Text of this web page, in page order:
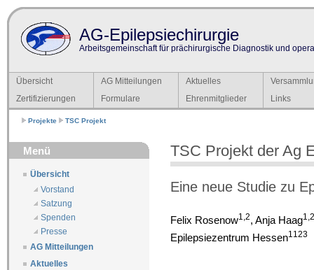
AG-Epilepsiechirurgie
Arbeitsgemeinschaft für prächirurgische Diagnostik und
Übersicht AG Mitteilungen Aktuelles
Zertifizierungen
Formulare Ehrenmitglieder Links
Projekte TSC Projekt
Menü
Übersicht
Vorstand
Satzung
Spenden
Presse
AG Mitteilungen
Aktuelles
TSC Projekt der Ag
Eine neue Studie zu
Felix Rosenow1,2, Anja Haag1,2
Epilepsiezentrum Hessen1123